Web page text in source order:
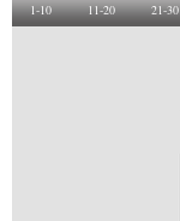
1-10 11-20 21-30